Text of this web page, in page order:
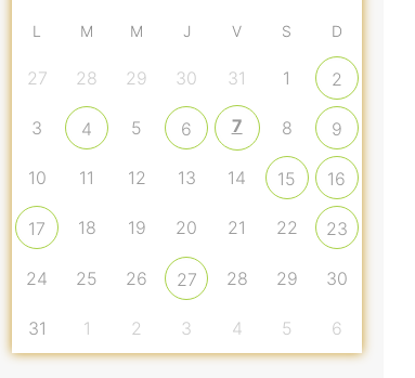
L M M J V S D
27 28 29 30 31 1 2
3 4 5 6 7 8 9
10 11 12 13 14 15 16
17 18 19 20 21 22 23
24 25 26 27 28 29 30
31 1 2 3 4 5 6